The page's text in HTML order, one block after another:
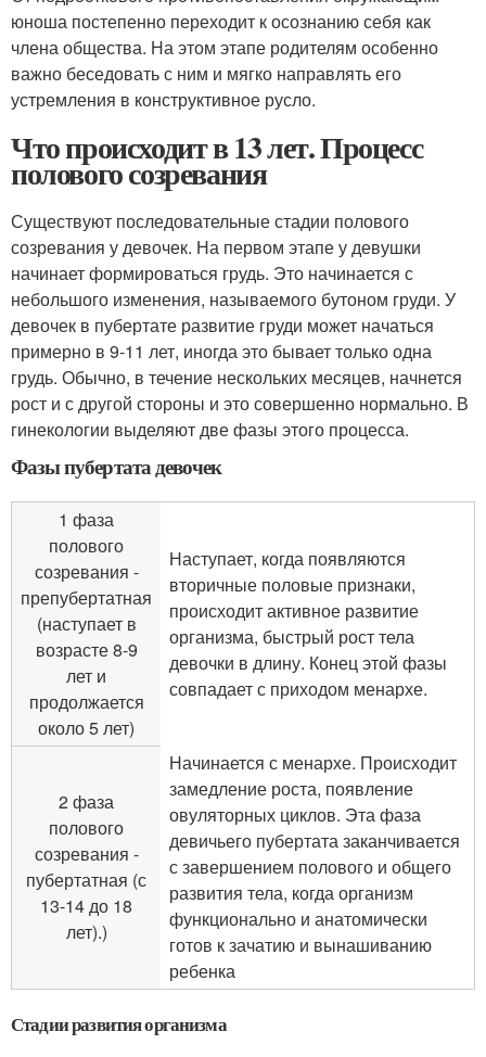
юноша постепенно переходит к осознанию себя как
члена общества. На этом этапе родителям особенно
важно беседовать с ним и мягко направлять его
устремления в конструктивное русло.
Что происходит в 13 лет. Процесс
полового созревания
Существуют последовательные стадии полового
созревания у девочек. На первом этапе у девушки
начинает формироваться грудь. Это начинается с
небольшого изменения, называемого бутоном груди. У
девочек в пубертате развитие груди может начаться
примерно в 9-11 лет, иногда это бывает только одна
грудь. Обычно, в течение нескольких месяцев, начнется
рост и с другой стороны и это совершенно нормально. В
гинекологии выделяют две фазы этого процесса.
Фазы пубертата девочек
1 фаза
полового
созревания -
препубертатная
(наступает в
возрасте 8-9
лет и
продолжается
около 5 лет)
Наступает, когда появляются
вторичные половые признаки,
происходит активное развитие
организма, быстрый рост тела
девочки в длину. Конец этой фазы
совпадает с приходом менархе.
2 фаза
полового
созревания -
пубертатная (с
13-14 до 18
лет).)
Начинается с менархе. Происходит
замедление роста, появление
овуляторных циклов. Эта фаза
девичьего пубертата заканчивается
с завершением полового и общего
развития тела, когда организм
функционально и анатомически
готов к зачатию и вынашиванию
ребенка
Стадии развития организма